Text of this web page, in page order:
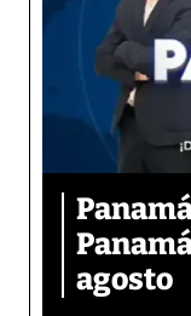
agosto